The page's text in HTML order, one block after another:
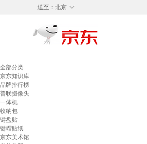
◇
送至： 北京
全部分类
京东知识库
品牌排行榜
普联摄像头
一体机
收纳包
键盘贴
键帽贴纸
京东美术馆